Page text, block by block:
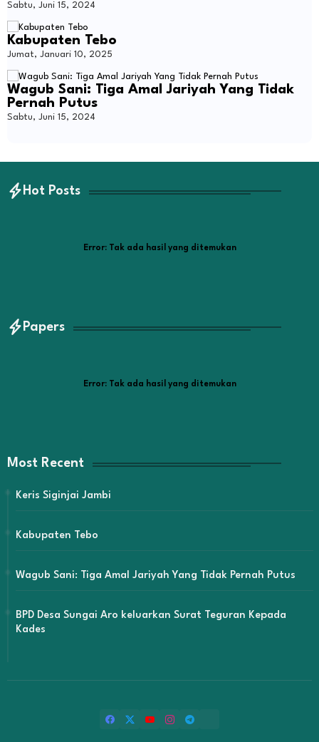
Sabtu, Juni 15, 2024
Kabupaten Tebo
Jumat, Januari 10, 2025
Wagub Sani: Tiga Amal Jariyah Yang Tidak
Pernah Putus
Sabtu, Juni 15, 2024
Hot Posts
Error:Tak ada hasil yang ditemukan
Papers
Error:Tak ada hasil yang ditemukan
Most Recent
Keris Siginjai Jambi
Kabupaten Tebo
Wagub Sani: Tiga Amal Jariyah Yang Tidak Pernah Putus
BPD Desa Sungai Aro keluarkan Surat Teguran Kepada
Kades